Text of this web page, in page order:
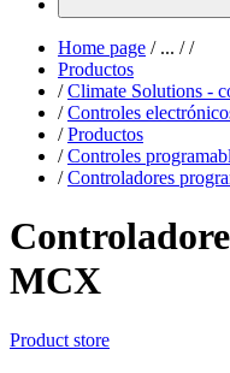
Home page /... / /
Productos
/ Climate Solutions -
/ Controles
/ Productos
/ Controles
/ Controladores
MCX
Product store